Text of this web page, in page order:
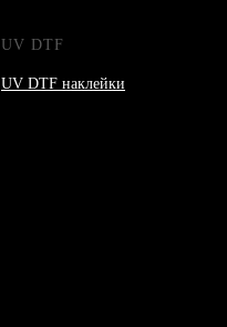
UV DTF
UV DTF наклейки